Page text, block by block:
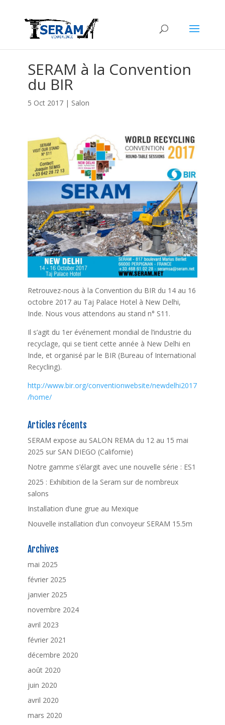
SERAM à la Convention
du BIR
5 Oct 2017| Salon
Retrouvez-nous à la Convention du BIR du 14 au 16
octobre 2017 au Taj Palace Hotel à New Delhi,
Inde. Nous vous attendons au stand n° S11.
Il s’agit du 1er événement mondial de l’industrie du
recyclage, qui se tient cette année à New Delhi en
Inde, et organisé par le BIR (Bureau of International
Recycling).
http://www.bir.org/conventionwebsite/newdelhi2017
/home/
Articles récents
SERAM expose au SALON REMA du 12 au 15 mai
2025 sur SAN DIEGO (Californie)
Notre gamme s’élargit avec une nouvelle série : ES1
2025 : Exhibition de la Seram sur de nombreux
salons
Installation d’une grue au Mexique
Nouvelle installation d’un convoyeur SERAM 15.5m
Archives
mai 2025
février 2025
janvier 2025
novembre 2024
avril 2023
février 2021
décembre 2020
août 2020
juin 2020
avril 2020
mars 2020